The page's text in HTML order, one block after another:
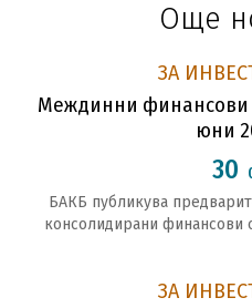
Още
ЗА
Междинни финансови
юни
30
БАКБ публикува
консолидирани финансови
ЗА